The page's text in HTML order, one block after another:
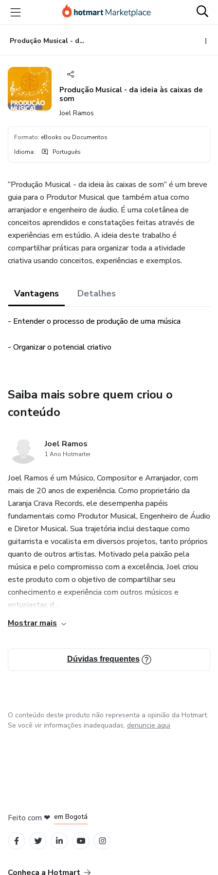
para
conteúdo
principal
para
pagamento
para
rodapé
Produção Musical - da ideia às caixas de som
Produção Musical - da ideia às caixas de
som
Joel Ramos
Formato: eBooks ou Documentos
Idioma: Português
“Produção Musical - da ideia às caixas de som” é um breve
guia para o Produtor Musical que também atua como
arranjador e engenheiro de áudio. É uma coletânea de
conceitos aprendidos e constatações feitas através de
experiências em estúdio. A ideia deste trabalho é
compartilhar práticas para organizar toda a atividade
criativa usando conceitos, experiências e exemplos.
Vantagens Detalhes
- Entender o processo de produção de uma música
- Organizar o potencial criativo
Saiba mais sobre quem criou o
conteúdo
Joel Ramos
1 Ano Hotmarter
Joel Ramos é um Músico, Compositor e Arranjador, com
mais de 20 anos de experiência. Como proprietário da
Laranja Crava Records, ele desempenha papéis
fundamentais como Produtor Musical, Engenheiro de Áudio
e Diretor Musical. Sua trajetória inclui destaque como
guitarrista e vocalista em diversos projetos, tanto próprios
quanto de outros artistas. Motivado pela paixão pela
música e pelo compromisso com a excelência, Joel criou
este produto com o objetivo de compartilhar seu
conhecimento e experiência com outros músicos e
entusiastas d...
Mostrar mais
Dúvidas frequentes
O conteúdo deste produto não representa a opinião da Hotmart.
Se você vir informações inadequadas, denuncie aqui
Feito com ❤ em Bogotá
Conheça a Hotmart